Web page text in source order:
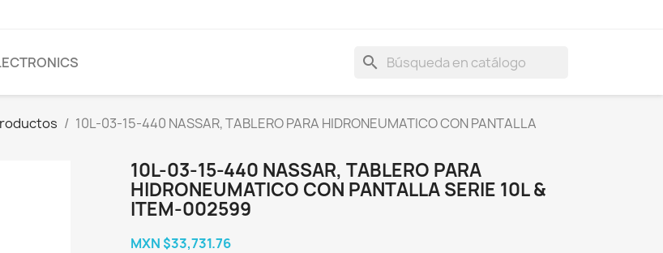
search
10L-03-15-440 NASSAR, TABLERO PARA HIDRONEUMATICO CON PANTALLA
10L-03-15-440 NASSAR, TABLERO PARA
HIDRONEUMATICO CON PANTALLA SERIE 10L &
ITEM-002599
MXN $33,731.76